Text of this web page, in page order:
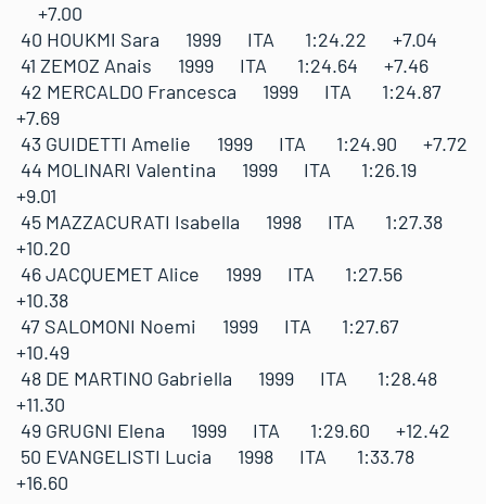
+7.00
40 HOUKMI Sara 1999 ITA 1:24.22 +7.04
41 ZEMOZ Anais 1999 ITA 1:24.64 +7.46
42 MERCALDO Francesca 1999 ITA 1:24.87
+7.69
43 GUIDETTI Amelie 1999 ITA 1:24.90 +7.72
44 MOLINARI Valentina 1999 ITA 1:26.19
+9.01
45 MAZZACURATI Isabella 1998 ITA 1:27.38
+10.20
46 JACQUEMET Alice 1999 ITA 1:27.56
+10.38
47 SALOMONI Noemi 1999 ITA 1:27.67
+10.49
48 DE MARTINO Gabriella 1999 ITA 1:28.48
+11.30
49 GRUGNI Elena 1999 ITA 1:29.60 +12.42
50 EVANGELISTI Lucia 1998 ITA 1:33.78
+16.60